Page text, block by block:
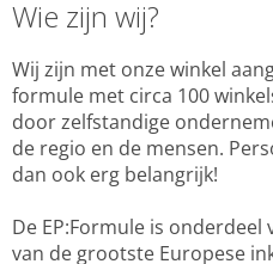
Wie zijn wij?
Wij zijn met onze winkel
formule met circa 100
door zelfstandige
de regio en de mensen.
dan ook erg belangrijk!
De EP:Formule is
van de grootste Europese